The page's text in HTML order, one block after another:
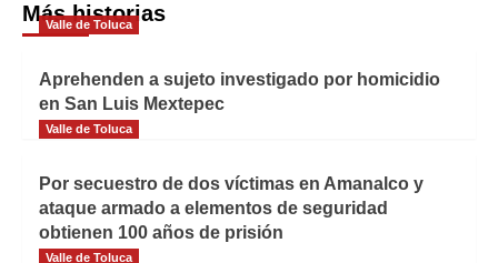
Más historias
Valle de Toluca
Aprehenden a sujeto investigado por homicidio
en San Luis Mextepec
Valle de Toluca
Por secuestro de dos víctimas en Amanalco y
ataque armado a elementos de seguridad
obtienen 100 años de prisión
Valle de Toluca